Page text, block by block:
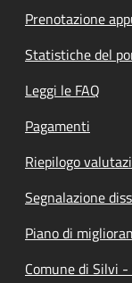
Prenotazione
Statistiche del
Leggi le FAQ
Pagamenti
Riepilogo
Segnalazione
Piano di
Comune di Silvi